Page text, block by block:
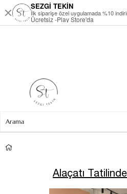
Alaçatı
SEZGİ TEKİN
İlk siparişe özel uygulamada %10
Ücretsiz -Play Store'da